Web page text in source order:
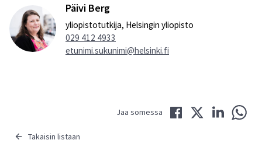
Päivi Berg
yliopistotutkija, Helsingin yliopisto
029 412 4933
etunimi.sukunimi@helsinki.fi
Takaisin listaan
Jaa somessa
Jaa Twitterissä
Jaa